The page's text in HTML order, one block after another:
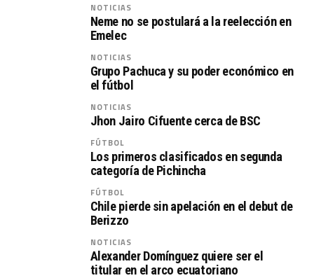
NOTICIAS
Neme no se postulará a la reelección en
Emelec
NOTICIAS
Grupo Pachuca y su poder económico en
el fútbol
NOTICIAS
Jhon Jairo Cifuente cerca de BSC
FÚTBOL
Los primeros clasificados en segunda
categoría de Pichincha
FÚTBOL
Chile pierde sin apelación en el debut de
Berizzo
NOTICIAS
Alexander Domínguez quiere ser el
titular en el arco ecuatoriano